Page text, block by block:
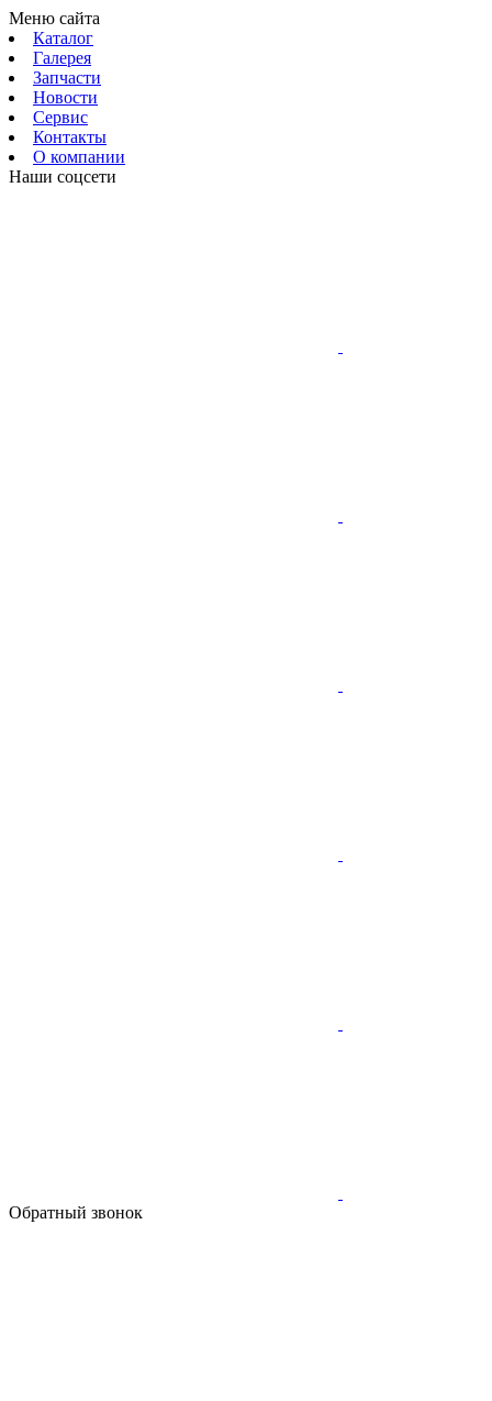
Меню сайта
Каталог
Галерея
Запчасти
Новости
Сервис
Контакты
О компании
Наши соцсети
Обратный звонок